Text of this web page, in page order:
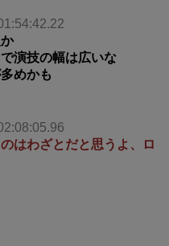
演技の幅は広いな
めかも
はわざとだと思うよ、ロ